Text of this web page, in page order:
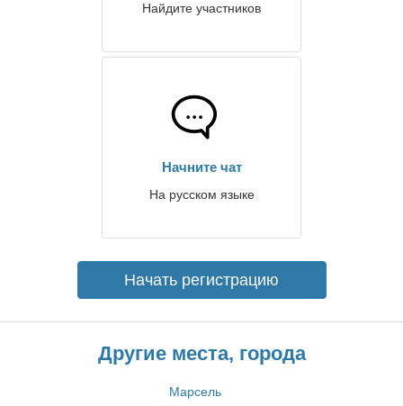
Найдите участников
Начните чат
На русском языке
Начать регистрацию
Другие места, города
Марсель